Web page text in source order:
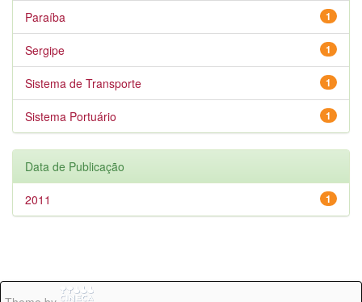
1
Paraíba
1
Sergipe
1
Sistema de Transporte
1
Sistema Portuário
Data de Publicação
1
2011